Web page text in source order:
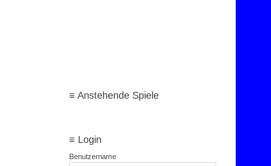
≡ Anstehende Spiele
≡ Login
Benutzername